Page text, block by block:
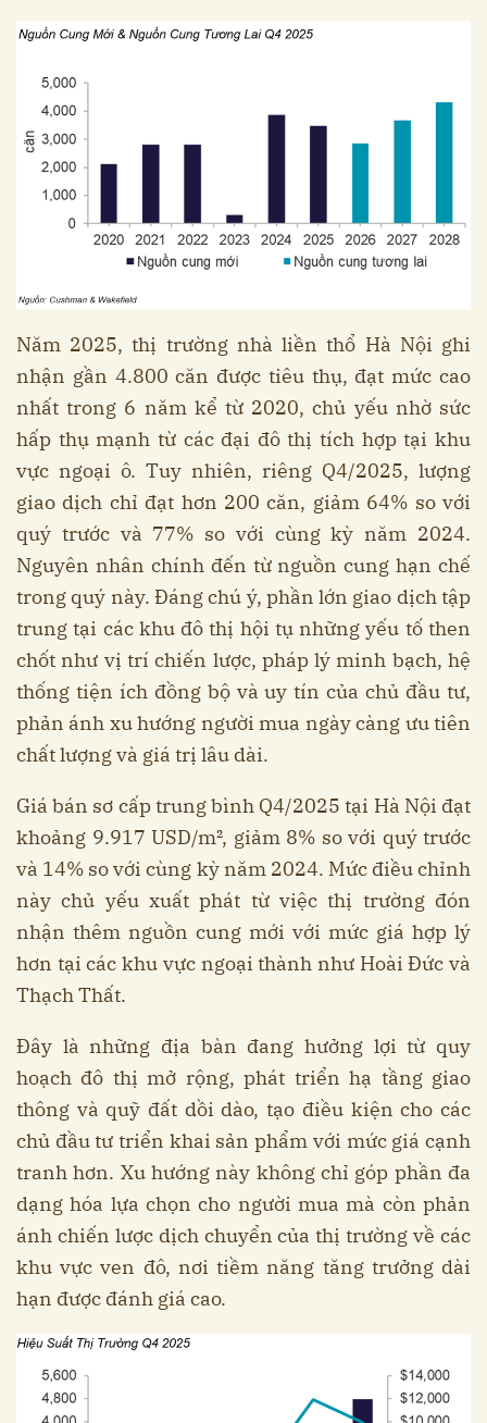
Năm 2025, thị trường nhà liền thổ Hà Nội ghi
nhận gần 4.800 căn được tiêu thụ, đạt mức cao
nhất trong 6 năm kể từ 2020, chủ yếu nhờ sức
hấp thụ mạnh từ các đại đô thị tích hợp tại khu
vực ngoại ô. Tuy nhiên, riêng Q4/2025, lượng
giao dịch chỉ đạt hơn 200 căn, giảm 64% so với
quý trước và 77% so với cùng kỳ năm 2024.
Nguyên nhân chính đến từ nguồn cung hạn chế
trong quý này. Đáng chú ý, phần lớn giao dịch tập
trung tại các khu đô thị hội tụ những yếu tố then
chốt như vị trí chiến lược, pháp lý minh bạch, hệ
thống tiện ích đồng bộ và uy tín của chủ đầu tư,
phản ánh xu hướng người mua ngày càng ưu tiên
chất lượng và giá trị lâu dài.
Giá bán sơ cấp trung bình Q4/2025 tại Hà Nội đạt
khoảng 9.917 USD/m², giảm 8% so với quý trước
và 14% so với cùng kỳ năm 2024. Mức điều chỉnh
này chủ yếu xuất phát từ việc thị trường đón
nhận thêm nguồn cung mới với mức giá hợp lý
hơn tại các khu vực ngoại thành như Hoài Đức và
Thạch Thất.
Đây là những địa bàn đang hưởng lợi từ quy
hoạch đô thị mở rộng, phát triển hạ tầng giao
thông và quỹ đất dồi dào, tạo điều kiện cho các
chủ đầu tư triển khai sản phẩm với mức giá cạnh
tranh hơn. Xu hướng này không chỉ góp phần đa
dạng hóa lựa chọn cho người mua mà còn phản
ánh chiến lược dịch chuyển của thị trường về các
khu vực ven đô, nơi tiềm năng tăng trưởng dài
hạn được đánh giá cao.